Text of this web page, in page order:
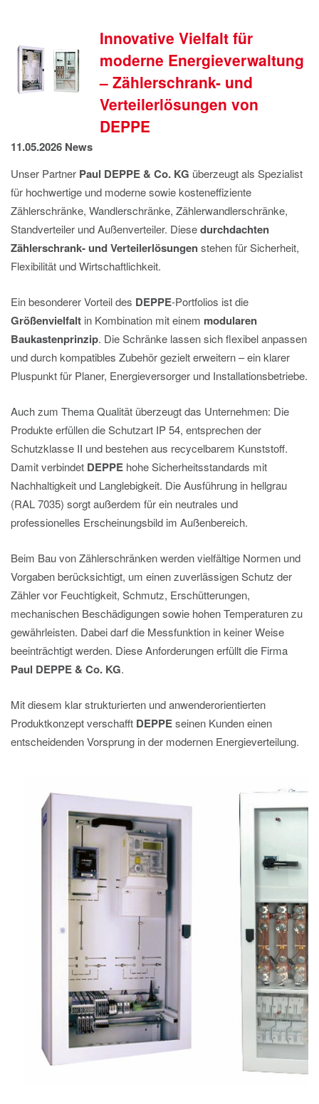
DATENSCHUTZInnovative Vielfalt für
moderne Energieverwaltung
– Zählerschrank- und
Verteilerlösungen von
DEPPE
11.05.2026 News
Unser Partner Paul DEPPE & Co. KG überzeugt als Spezialist
für hochwertige und moderne sowie kosteneffiziente
Zählerschränke, Wandlerschränke, Zählerwandlerschränke,
Standverteiler und Außenverteiler. Diesedurchdachten
Zählerschrank‑ und Verteilerlösungenstehen für Sicherheit,
Flexibilität und Wirtschaftlichkeit.
Ein besonderer Vorteil des DEPPE‑Portfolios ist die
Größenvielfalt in Kombination mit einem modularen
Baukastenprinzip. Die Schränke lassen sich flexibel anpassen
und durch kompatibles Zubehör gezielt erweitern – ein klarer
Pluspunkt für Planer, Energieversorger und Installationsbetriebe.
Auch zum Thema Qualität überzeugt das Unternehmen: Die
Produkte erfüllen die Schutzart IP 54, entsprechen der
Schutzklasse II und bestehen aus recycelbarem Kunststoff.
Damit verbindet DEPPE hohe Sicherheitsstandards mit
Nachhaltigkeit und Langlebigkeit. Die Ausführung in hellgrau
(RAL 7035) sorgt außerdem für ein neutrales und
professionelles Erscheinungsbild im Außenbereich.
Beim Bau von Zählerschränken werden vielfältige Normen und
Vorgaben berücksichtigt, um einen zuverlässigen Schutz der
Zähler vor Feuchtigkeit, Schmutz, Erschütterungen,
mechanischen Beschädigungen sowie hohen Temperaturen zu
gewährleisten. Dabei darf die Messfunktion in keiner Weise
beeinträchtigt werden. Diese Anforderungen erfüllt die Firma
Paul DEPPE & Co. KG.
Mit diesem klar strukturierten und anwenderorientierten
Produktkonzept verschafft DEPPEseinen Kunden einen
entscheidenden Vorsprung in der modernen Energieverteilung.